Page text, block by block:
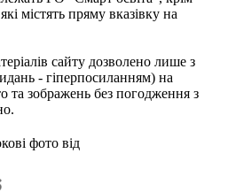
містять пряму вказівку на
сайту дозволено лише з
- гіперпосиланням) на
та зображень без погодження з
фото від